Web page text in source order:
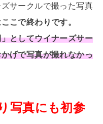
サークルで撮った写真
こで終わりです。
としてウイナーズサー
げで写真が撮れなかっ
写真にも初参